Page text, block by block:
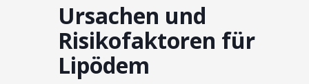
Ursachen und
Risikofaktoren für
Lipödem